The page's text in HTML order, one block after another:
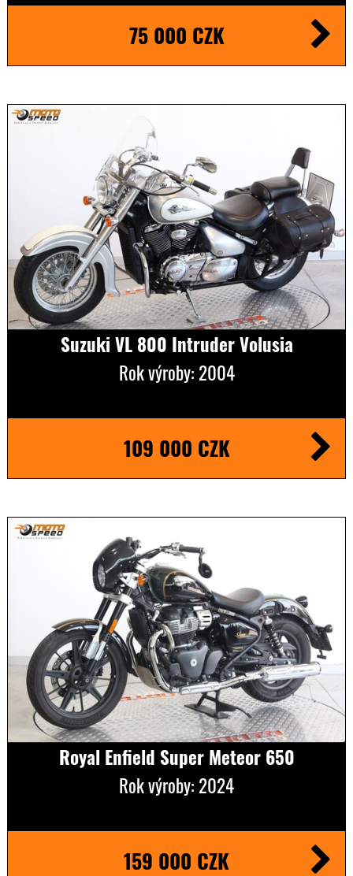
75 000 CZK
Suzuki VL 800 Intruder Volusia
Rok výroby: 2004
109 000 CZK
Royal Enfield Super Meteor 650
Rok výroby: 2024
159 000 CZK